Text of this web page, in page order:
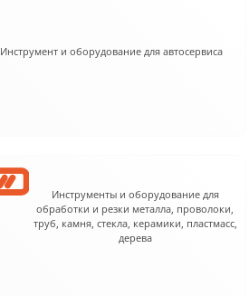
Инструмент и оборудование для автосервиса
Инструменты и оборудование для
обработки и резки металла, проволоки,
труб, камня, стекла, керамики, пластмасс,
дерева